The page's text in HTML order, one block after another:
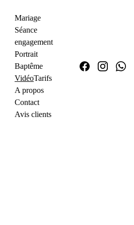
Mariage
Séance
engagement
Portrait
Baptême
VidéoTarifs
A propos
Contact
Avis clients